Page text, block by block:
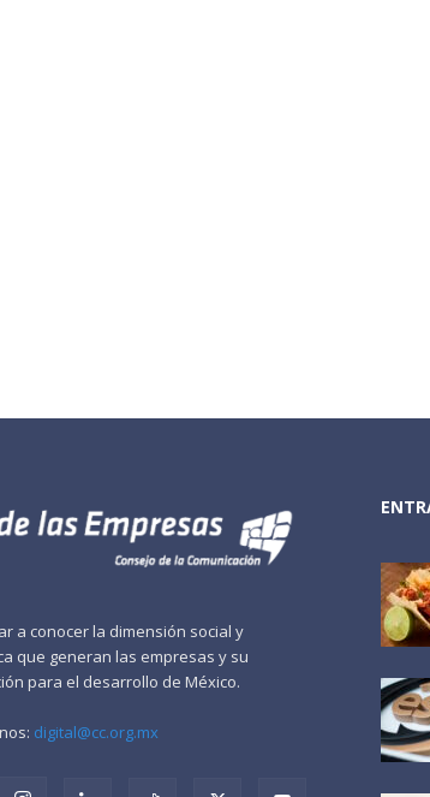
a conocer la dimensión social y
que generan las empresas y su
para el desarrollo de México.
digital@cc.org.mx